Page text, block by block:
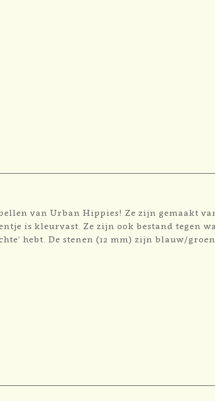
van Urban Hippies! Ze zijn gemaakt
is kleurvast. Ze zijn ook bestand tegen
hebt. De stenen (12 mm) zijn blauw/groen.